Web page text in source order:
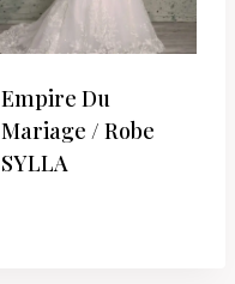
Empire Du
Mariage / Robe
SYLLA